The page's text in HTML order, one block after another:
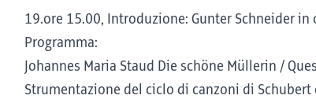
19.ore 15.00, Introduzione: Gunter Schneider in
Programma:
Johannes Maria Staud Die schöne Müllerin /
Strumentazione del ciclo di canzoni di